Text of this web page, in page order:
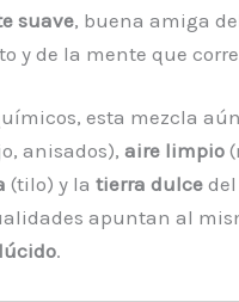
suave, buena amiga
y de la mente que
esta mezcla
anisados),aire limpio
(tilo) y latierra dulce
apuntan al
.